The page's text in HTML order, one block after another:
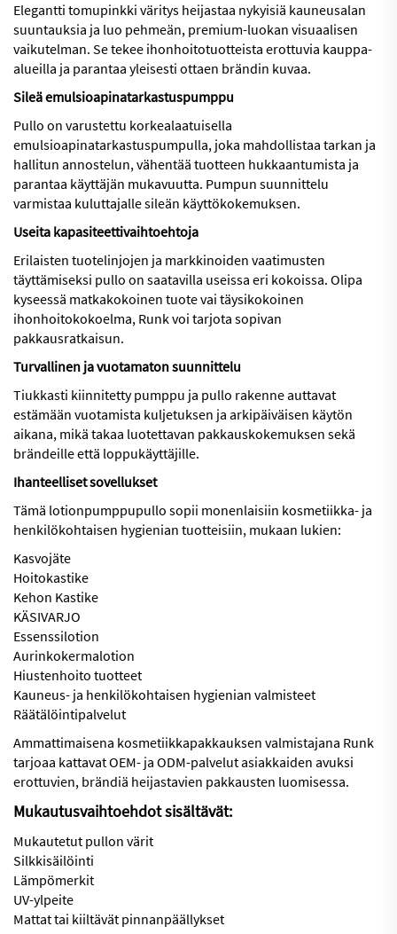
Elegantti tomupinkki väritys heijastaa nykyisiä kauneusalan
suuntauksia ja luo pehmeän, premium-luokan visuaalisen
vaikutelman. Se tekee ihonhoitotuotteista erottuvia kauppa-
alueilla ja parantaa yleisesti ottaen brändin kuvaa.
Sileä emulsioapinatarkastuspumppu
Pullo on varustettu korkealaatuisella
emulsioapinatarkastuspumpulla, joka mahdollistaa tarkan ja
hallitun annostelun, vähentää tuotteen hukkaantumista ja
parantaa käyttäjän mukavuutta. Pumpun suunnittelu
varmistaa kuluttajalle sileän käyttökokemuksen.
Useita kapasiteettivaihtoehtoja
Erilaisten tuotelinjojen ja markkinoiden vaatimusten
täyttämiseksi pullo on saatavilla useissa eri kokoissa. Olipa
kyseessä matkakokoinen tuote vai täysikokoinen
ihonhoitokokoelma, Runk voi tarjota sopivan
pakkausratkaisun.
Turvallinen ja vuotamaton suunnittelu
Tiukkasti kiinnitetty pumppu ja pullo rakenne auttavat
estämään vuotamista kuljetuksen ja arkipäiväisen käytön
aikana, mikä takaa luotettavan pakkauskokemuksen sekä
brändeille että loppukäyttäjille.
Ihanteelliset sovellukset
Tämä lotionpumppupullo sopii monenlaisiin kosmetiikka- ja
henkilökohtaisen hygienian tuotteisiin, mukaan lukien:
Kasvojäte
Hoitokastike
Kehon Kastike
KÄSIVARJO
Essenssilotion
Aurinkokermalotion
Hiustenhoito tuotteet
Kauneus- ja henkilökohtaisen hygienian valmisteet
Räätälöintipalvelut
Ammattimaisena kosmetiikkapakkauksen valmistajana Runk
tarjoaa kattavat OEM- ja ODM-palvelut asiakkaiden avuksi
erottuvien, brändiä heijastavien pakkausten luomisessa.
Mukautusvaihtoehdot sisältävät:
Mukautetut pullon värit
Silkkisäilöinti
Lämpömerkit
UV-ylpeite
Mattat tai kiiltävät pinnanpäällykset